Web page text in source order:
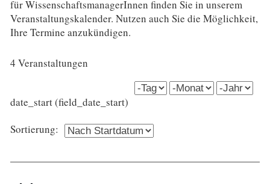
für WissenschaftsmanagerInnen finden Sie in unserem
Veranstaltungskalender. Nutzen auch Sie die Möglichkeit,
Ihre Termine anzukündigen.
4 Veranstaltungen
date_start (field_date_start)
date_start (field_date_start)
Tag Monat Jahr
Sortierung: